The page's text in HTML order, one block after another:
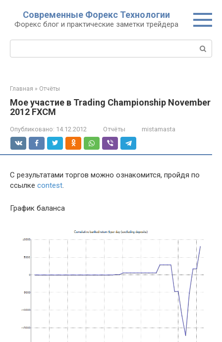
контенту
Современные Форекс Технологии
Форекс блог и практические заметки трейдера
Поиск:
Главная » Отчёты
Мое участие в Trading Championship November
2012 FXCM
Опубликовано: 14.12.2012 Отчёты mistamasta
С результатами торгов можно ознакомится, пройдя по
ссылке contest.
График баланса